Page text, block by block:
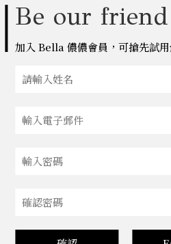
Be our friend
加入 Bella 儂儂會員，可搶先試